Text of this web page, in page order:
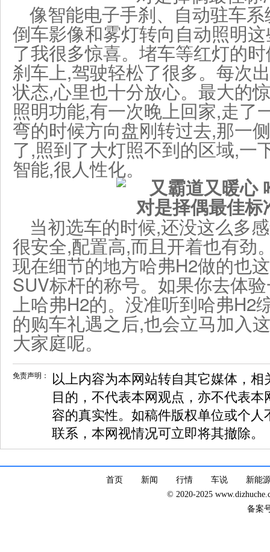
像智能电子手刹、自动驻车
倒车影像和雾灯转向自动照明
了我很多惊喜。堵车等红灯的
刹车上,驾驶轻松了很多。每次
状态,心里也十分放心。最大的
照明功能,有一次晚上回家,走了
弯的时候方向盘刚转过去,那一
了,照到了大灯照不到的区域,一
智能,很人性化。
当初选车的时候,还没这么多
很安全,配置高,而且开着也有劲
现在细节的地方哈弗H2做的也
SUV标杆的称号。如果你去体
上哈弗H2的。没准听到哈弗H2
的购车礼遇之后,也会立马加入
大家庭呢。
免责声明：
以上内容为本网站转自其它媒体，
目的，不代表本网观点，亦不代表
容的真实性。如稿件版权单位或个
联系，本网视情况可立即将其撤除。
首页 新闻 行情 车说
新能
© 2020-2025
备案